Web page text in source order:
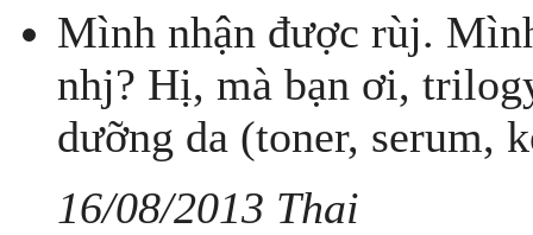
Mình nhận được rùj.
nhj? Hị, mà bạn ơi,
dưỡng da (toner, serum,
16/08/2013 Thai